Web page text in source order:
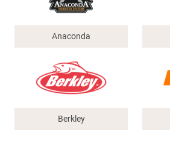
Anaconda
Berkley